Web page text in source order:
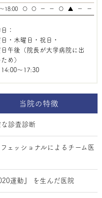
18:00 〇 〇 ー ー 〇 ▲ ー ー
：
日・木曜日・祝日・
日午後（院長が大学病院に出
め）
〜17:30
当院の特徴
診査診断
フェッショナルによるチーム医
運動』 を生んだ医院